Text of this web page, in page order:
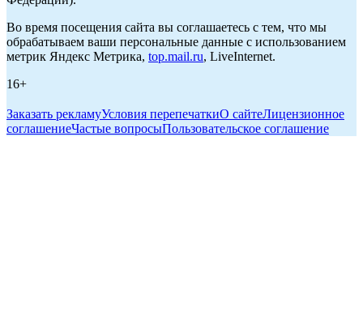
Во время посещения сайта вы соглашаетесь с тем, что мы
обрабатываем ваши персональные данные с использованием
метрик Яндекс Метрика, top.mail.ru, LiveInternet.
16+
Заказать рекламуУсловия перепечаткиО сайтеЛицензионное
соглашениеЧастые вопросыПользовательское соглашение